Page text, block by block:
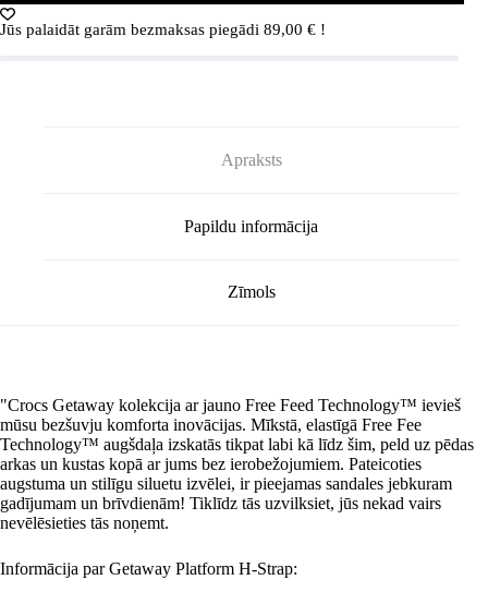
Jūs palaidāt garām bezmaksas piegādi 89,00 € !
Apraksts
Papildu informācija
Zīmols
"Crocs Getaway kolekcija ar jauno Free Feed Technology™ ievieš
mūsu bezšuvju komforta inovācijas. Mīkstā, elastīgā Free Fee
Technology™ augšdaļa izskatās tikpat labi kā līdz šim, peld uz pēdas
arkas un kustas kopā ar jums bez ierobežojumiem. Pateicoties
augstuma un stilīgu siluetu izvēlei, ir pieejamas sandales jebkuram
gadījumam un brīvdienām! Tiklīdz tās uzvilksiet, jūs nekad vairs
nevēlēsieties tās noņemt.
Informācija par Getaway Platform H-Strap: